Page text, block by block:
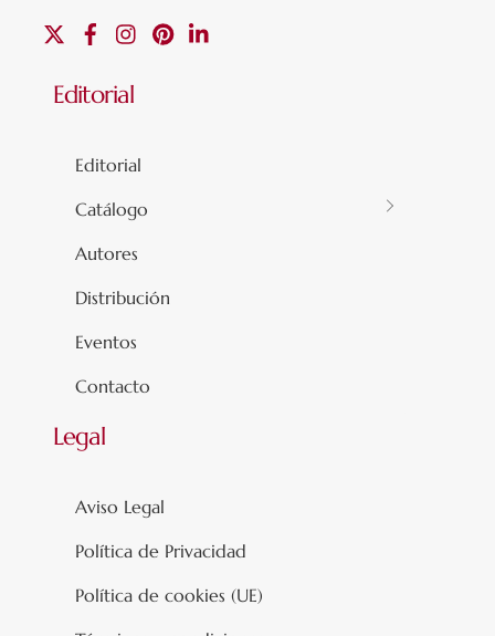
FacebookInstagramPinterest
Editorial
Editorial
Catálogo
Autores
Distribución
Eventos
Contacto
Legal
Aviso Legal
Política de Privacidad
Política de cookies (UE)